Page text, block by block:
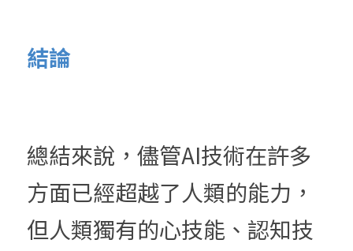
結論
總結來說，儘管AI技術在許多
方面已經超越了人類的能力，
但人類獨有的心技能、認知技